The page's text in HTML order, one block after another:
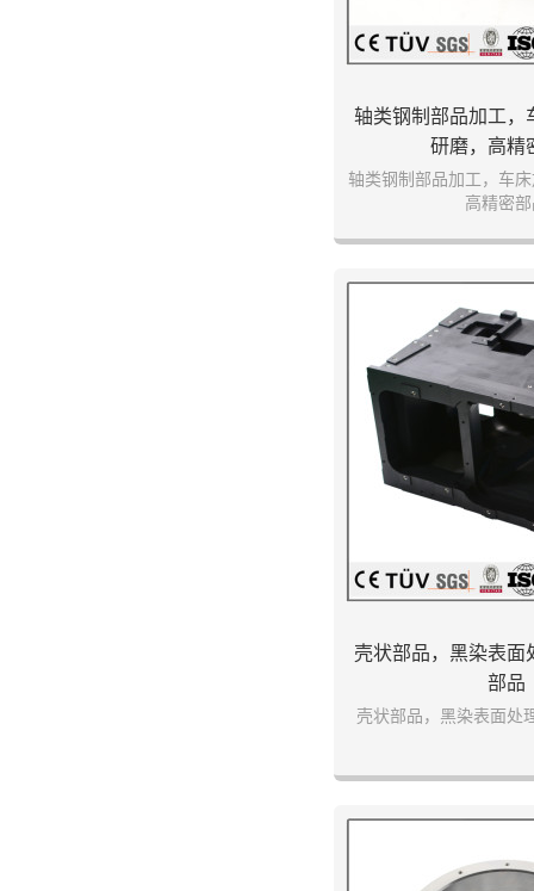
轴类钢制部品加工，
研磨，高精
轴类钢制部品加工，车
高精密
壳状部品，黑染表面
部品
壳状部品，黑染表面处